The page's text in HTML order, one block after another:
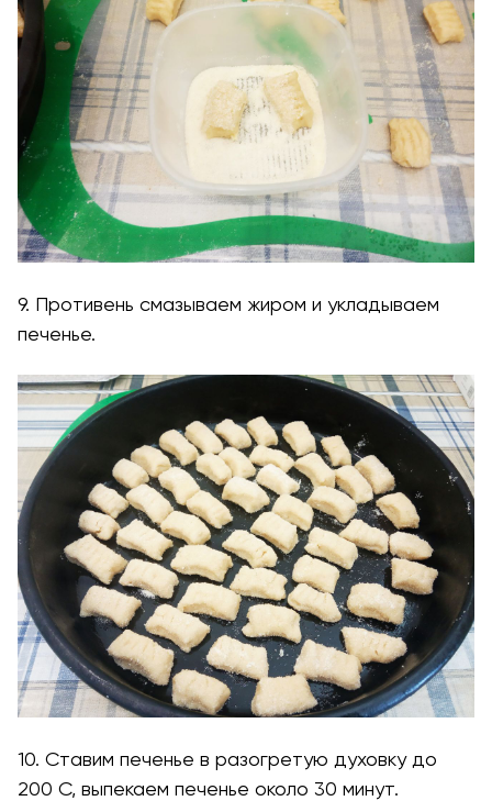
9. Противень смазываем жиром и укладываем
печенье.
10. Ставим печенье в разогретую духовку до
200 С, выпекаем печенье около 30 минут.